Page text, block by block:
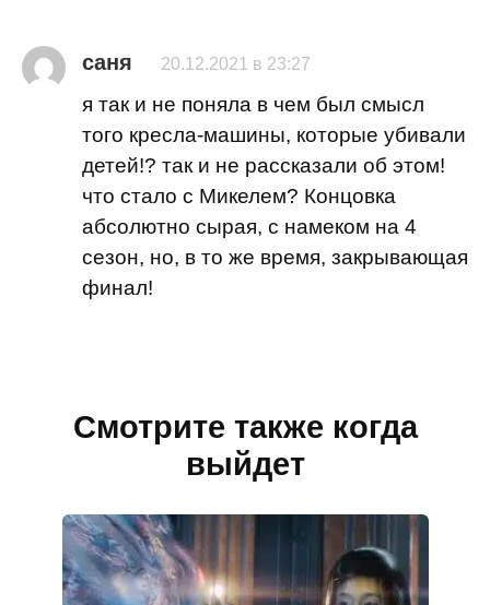
саня 20.12.2021 в 23:27
я так и не поняла в чем был смысл
того кресла-машины, которые убивали
детей!? так и не рассказали об этом!
что стало с Микелем? Концовка
абсолютно сырая, с намеком на 4
сезон, но, в то же время, закрывающая
финал!
Смотрите также когда
выйдет